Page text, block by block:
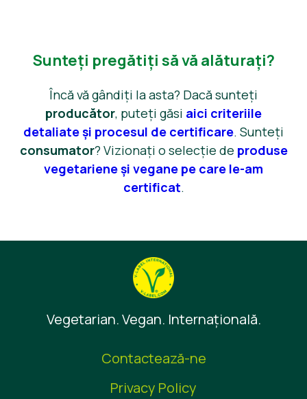
Sunteți pregătiți să vă alăturați?
Încă vă gândiți la asta? Dacă sunteți
producător, puteți găsi aici criteriile
detaliate și procesul de certificare. Sunteți
consumator? Vizionați o selecție de produse
vegetariene și vegane pe care le-am
certificat.
Vegetarian. Vegan. Internaţională.
Contactează-ne
Privacy Policy